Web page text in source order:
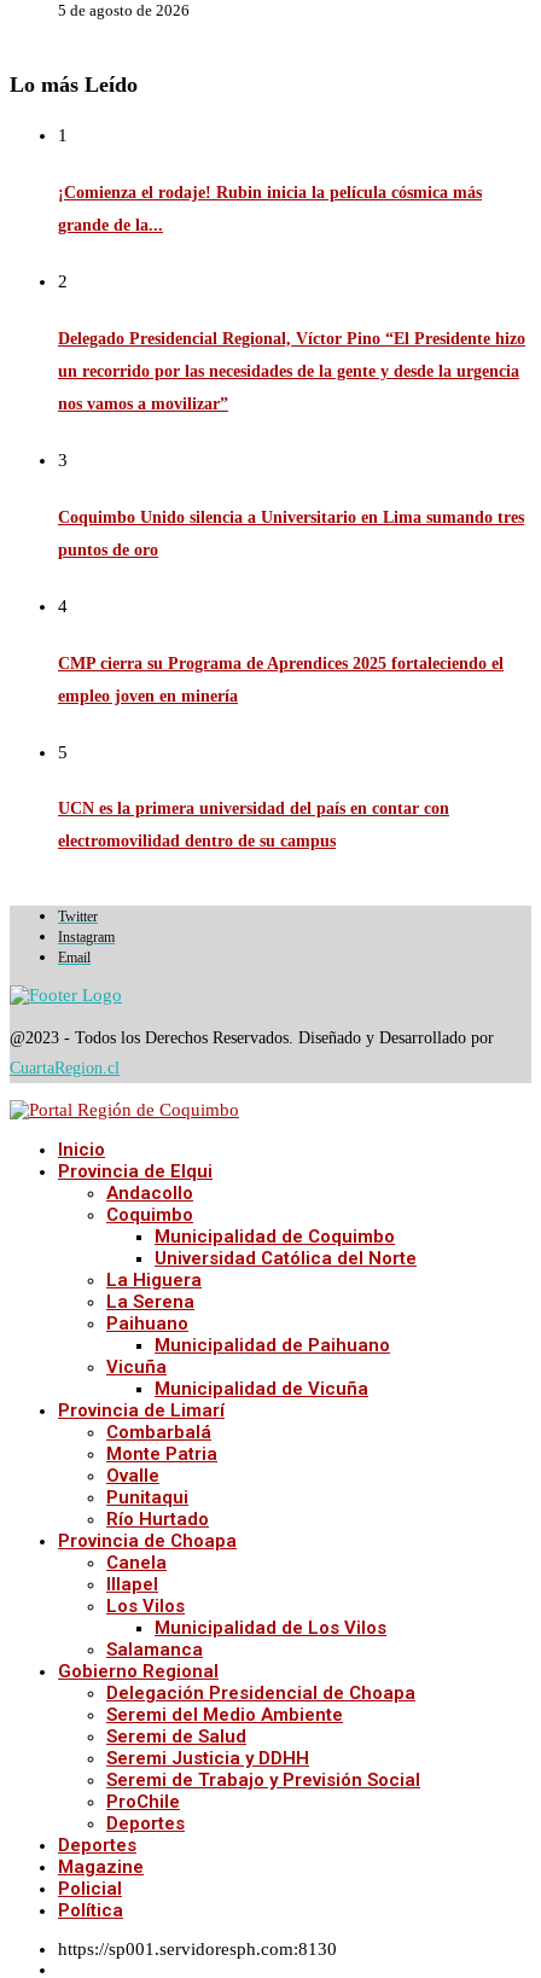
5 de agosto de 2026
Lo más Leído
1
¡Comienza el rodaje! Rubin inicia la película cósmica más
grande de la...
2
Delegado Presidencial Regional, Víctor Pino “El Presidente hizo
un recorrido por las necesidades de la gente y desde la urgencia
nos vamos a movilizar”
3
Coquimbo Unido silencia a Universitario en Lima sumando tres
puntos de oro
4
CMP cierra su Programa de Aprendices 2025 fortaleciendo el
empleo joven en minería
5
UCN es la primera universidad del país en contar con
electromovilidad dentro de su campus
Twitter
Instagram
Email
@2023 - Todos los Derechos Reservados. Diseñado y Desarrollado por
CuartaRegion.cl
Inicio
Provincia de Elqui
Andacollo
Coquimbo
Municipalidad de Coquimbo
Universidad Católica del Norte
La Higuera
La Serena
Paihuano
Municipalidad de Paihuano
Vicuña
Municipalidad de Vicuña
Provincia de Limarí
Combarbalá
Monte Patria
Ovalle
Punitaqui
Río Hurtado
Provincia de Choapa
Canela
Illapel
Los Vilos
Municipalidad de Los Vilos
Salamanca
Gobierno Regional
Delegación Presidencial de Choapa
Seremi del Medio Ambiente
Seremi de Salud
Seremi Justicia y DDHH
Seremi de Trabajo y Previsión Social
ProChile
Deportes
Deportes
Magazine
Policial
Política
https://sp001.servidoresph.com:8130